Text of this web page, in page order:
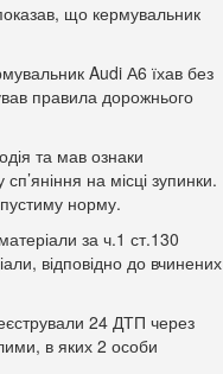
що кермувальник
Audi А6 їхав без
правила дорожнього
та мав ознаки
на місці зупинки.
норму.
за ч.1 ст.130
відповідно до вчинених
24 ДТП через
в яких 2 особи